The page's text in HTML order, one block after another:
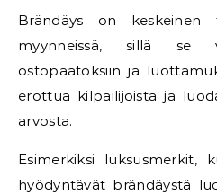
Brändäys on keskeinen
myynneissä, sillä se
ostopäätöksiin ja
erottua kilpailijoista ja
arvosta.
Esimerkiksi luksusmerkit,
hyödyntävät brändäystä